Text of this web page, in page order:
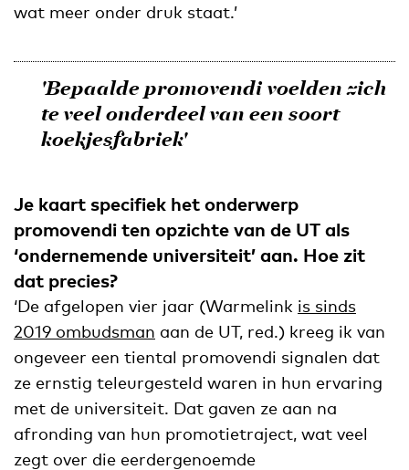
wat meer onder druk staat.’
'Bepaalde promovendi voelden zich
te veel onderdeel van een soort
koekjesfabriek'
Je kaart specifiek het onderwerp
promovendi ten opzichte van de UT als
‘ondernemende universiteit’ aan. Hoe zit
dat precies?
‘De afgelopen vier jaar (Warmelink is sinds
2019 ombudsman aan de UT, red.) kreeg ik van
ongeveer een tiental promovendi signalen dat
ze ernstig teleurgesteld waren in hun ervaring
met de universiteit. Dat gaven ze aan na
afronding van hun promotietraject, wat veel
zegt over die eerdergenoemde